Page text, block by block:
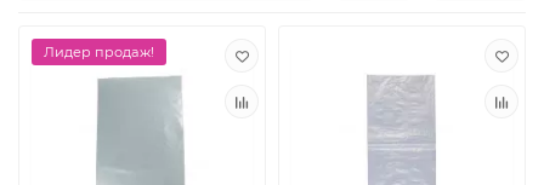
Лидер продаж!